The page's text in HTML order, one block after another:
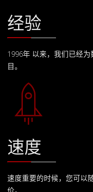
经验
1996年 以来，我们已经
目。
速度
速度重要的时候，您可以
价。